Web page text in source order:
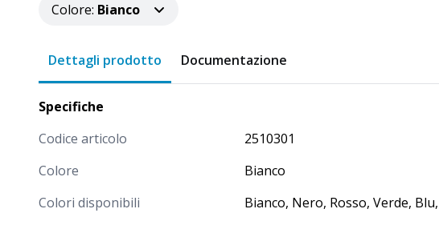
Celeste
Viola
2510319
2510344
Colore: Bianco
Dettagli prodotto Documentazione
Specifiche
Codice articolo
2510301
Colore
Bianco
Colori disponibili
Bianco, Nero, Rosso, Verde,